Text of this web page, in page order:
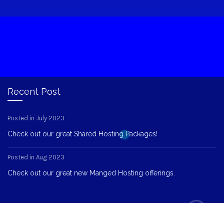
Recent Post
Posted in July 2023
Check out our great Shared Hosting Packages!
Posted in Aug 2023
Check out our great new Manged Hosting offerings.